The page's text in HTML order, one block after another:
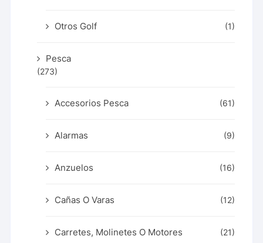
Otros Golf (1)
Pesca
(273)
Accesorios Pesca (61)
Alarmas (9)
Anzuelos (16)
Cañas O Varas (12)
Carretes, Molinetes O Motores (21)